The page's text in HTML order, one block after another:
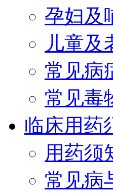
孕妇及
儿童及
常见病
常见毒
临床用药
用药须
常见病